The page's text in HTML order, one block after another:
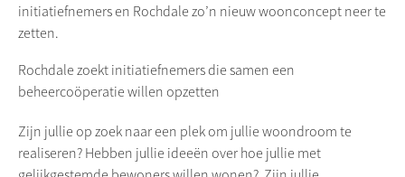
initiatiefnemers en Rochdale zo’n nieuw woonconcept neer te
zetten.
Rochdale zoekt initiatiefnemers die samen een
beheercoöperatie willen opzetten
Zijn jullie op zoek naar een plek om jullie woondroom te
realiseren? Hebben jullie ideeën over hoe jullie met